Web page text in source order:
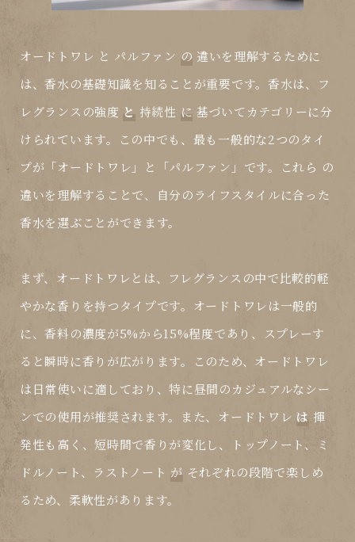
オードトワレ と パルファン の 違いを理解するために
は、香水の基礎知識を知ることが重要です。香水は、フ
レグランスの強度 と 持続性 に 基づいてカテゴリーに分
けられています。この中でも、最も一般的な2つのタイ
プが「オードトワレ」と「パルファン」です。これら の
違いを理解することで、自分のライフスタイルに合った
香水を選ぶことができます。
まず、オードトワレとは、フレグランスの中で比較的軽
やかな香りを持つタイプです。オードトワレは一般的
に、香料の濃度が5%から15%程度であり、スプレーす
ると瞬時に香りが広がります。このため、オードトワレ
は日常使いに適しており、特に昼間のカジュアルなシー
ンでの使用が推奨されます。また、オードトワレ は 揮
発性も高く、短時間で香りが変化し、トップノート、ミ
ドルノート、ラストノート が それぞれの段階で楽しめ
るため、柔軟性があります。